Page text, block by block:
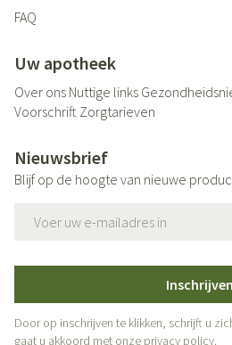
FAQ
Uw apotheek
Over ons Nuttige links
Voorschrift Zorgtarieven
Nieuwsbrief
Blijf op de hoogte van nieuwe
Inschrijven
Door op inschrijven te klikken, schrijft u
gaat u akkoord met onze privacy policy.